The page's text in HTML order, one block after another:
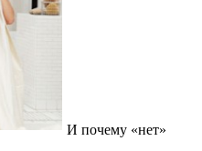
И почему «нет»